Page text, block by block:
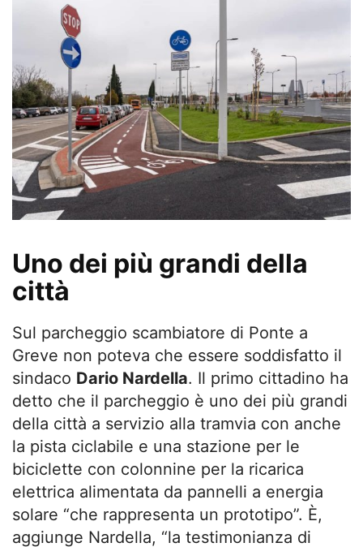
Uno dei più grandi della
città
Sul parcheggio scambiatore di Ponte a
Greve non poteva che essere soddisfatto il
sindaco Dario Nardella. Il primo cittadino ha
detto che il parcheggio è uno dei più grandi
della città a servizio alla tramvia con anche
la pista ciclabile e una stazione per le
biciclette con colonnine per la ricarica
elettrica alimentata da pannelli a energia
solare “che rappresenta un prototipo”. È,
aggiunge Nardella, “la testimonianza di